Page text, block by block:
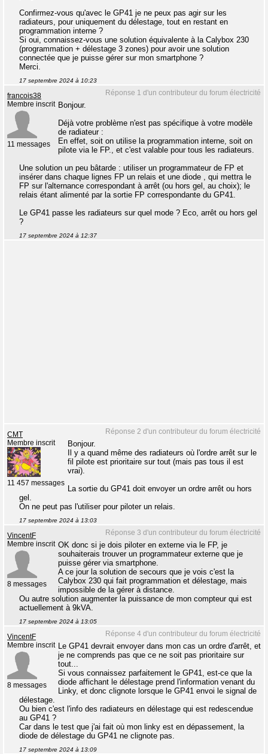
Confirmez-vous qu'avec le GP41 je ne peux pas agir sur les
radiateurs, pour uniquement du délestage, tout en restant en
programmation interne ?
Si oui, connaissez-vous une solution équivalente à la Calybox 230
(programmation + délestage 3 zones) pour avoir une solution
connectée que je puisse gérer sur mon smartphone ?
Merci.
17 septembre 2024 à 10:23
Réponse 1 d'un contributeur du forum électricité
francois38
Membre inscrit
11 messages
Bonjour.
Déjà votre problème n'est pas spécifique à votre modèle
de radiateur :
En effet, soit on utilise la programmation interne, soit on
pilote via le FP., et c'est valable pour tous les radiateurs.
Une solution un peu bâtarde : utiliser un programmateur de FP et
insérer dans chaque lignes FP un relais et une diode , qui mettra le
FP sur l'alternance correspondant à arrêt (ou hors gel, au choix); le
relais étant alimenté par la sortie FP correspondante du GP41.
Le GP41 passe les radiateurs sur quel mode ? Eco, arrêt ou hors gel
?
17 septembre 2024 à 12:37
Réponse 2 d'un contributeur du forum électricité
CMT
Membre inscrit
11 457 messages
Bonjour.
Il y a quand même des radiateurs où l'ordre arrêt sur le
fil pilote est prioritaire sur tout (mais pas tous il est
vrai).
La sortie du GP41 doit envoyer un ordre arrêt ou hors
gel.
On ne peut pas l'utiliser pour piloter un relais.
17 septembre 2024 à 13:03
Réponse 3 d'un contributeur du forum électricité
VincentF
Membre inscrit
8 messages
OK donc si je dois piloter en externe via le FP, je
souhaiterais trouver un programmateur externe que je
puisse gérer via smartphone.
A ce jour la solution de secours que je vois c'est la
Calybox 230 qui fait programmation et délestage, mais
impossible de la gérer à distance.
Ou autre solution augmenter la puissance de mon compteur qui est
actuellement à 9kVA.
17 septembre 2024 à 13:05
Réponse 4 d'un contributeur du forum électricité
VincentF
Membre inscrit
8 messages
Le GP41 devrait envoyer dans mon cas un ordre d'arrêt, et
je ne comprends pas que ce ne soit pas prioritaire sur
tout...
Si vous connaissez parfaitement le GP41, est-ce que la
diode affichant le délestage prend l'information venant du
Linky, et donc clignote lorsque le GP41 envoi le signal de
délestage.
Ou bien c'est l'info des radiateurs en délestage qui est redescendue
au GP41 ?
Car dans le test que j'ai fait où mon linky est en dépassement, la
diode de délestage du GP41 ne clignote pas.
17 septembre 2024 à 13:09